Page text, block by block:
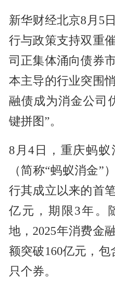
新华财经北京8月5
行与政策支持双重
司正集体涌向债券
本主导的行业突围
融债成为消金公司
键拼图”。
8月4日，重庆蚂蚁
（简称“蚂蚁消金”
行其成立以来的首
亿元，期限3年。
地，2025年消费金
额突破160亿元，包
只个券。